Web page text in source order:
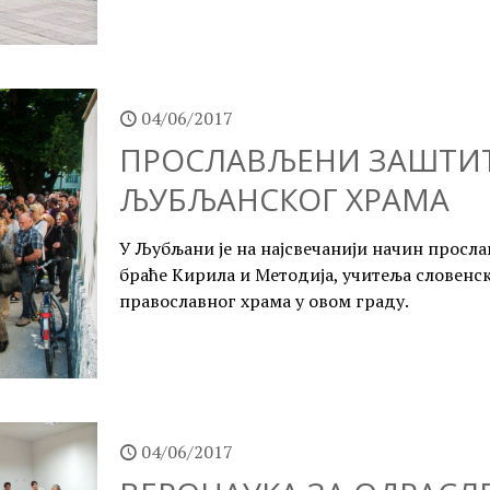
04/06/2017
ПРОСЛАВЉЕНИ
ЉУБЉАНСКОГ ХРАМА
У Љубљани је на најсвечанији начин
браће Кирила и Методија, учитеља
православног храма у овом граду.
04/06/2017